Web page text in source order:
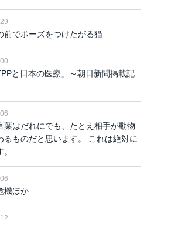
前でポーズをつけたがる猫
と日本の医療」～朝日新聞掲載記
葉はだれにでも、たとえ相手が動物
るものだと思います。 これは絶対に
機ほか